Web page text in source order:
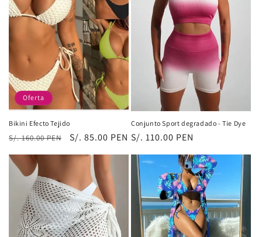
Oferta
Bikini Efecto Tejido
Precio
S/. 160.00 PEN
Precio
oferta
S/. 85.00 PEN
Conjunto Sport degradado - Tie Dye
Precio
S/. 110.00 PEN